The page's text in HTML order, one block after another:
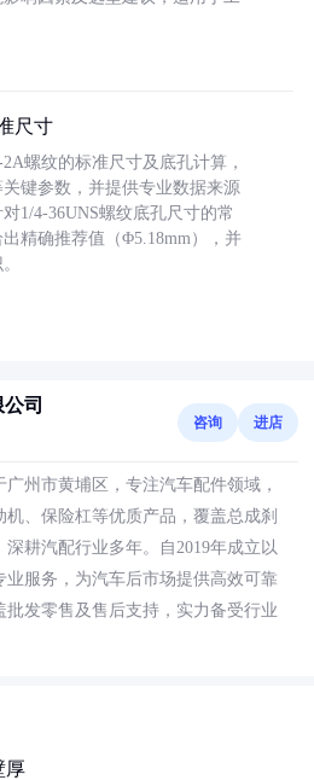
尺寸
螺纹的标准尺寸及底孔计算，
键参数，并提供专业数据来源
1/4-36UNS螺纹底孔尺寸的常
精确推荐值（Φ5.18mm），并
司
咨询 进店
州市黄埔区，专注汽车配件领域，
、保险杠等优质产品，覆盖总成刹
耕汽配行业多年。自2019年成立以
服务，为汽车后市场提供高效可靠
发零售及售后支持，实力备受行业
厚